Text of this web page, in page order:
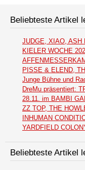
Beliebteste Artikel
JUDGE, XIAO, ASH
KIELER WOCHE
PISSE & ELEND,
Junge Bühne und
DreMu präsentiert:
28.11. im BAMBI
ZZ TOP, THE
INHUMAN
YARDFIELD
Beliebteste Artikel